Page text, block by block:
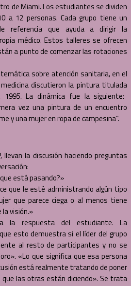
de Miami. Los estudiantes se dividen
a 12 personas. Cada grupo tiene un
referencia que ayuda a dirigir la
médico. Estos talleres se ofrecen
a punto de comenzar las rotaciones
sobre atención sanitaria, en el
discutieron la pintura titulada
1995. La dinámica fue la siguiente:
vez una pintura de un encuentro
y una mujer en ropa de campesina”.
la discusión haciendo preguntas
está pasando?»
que le esté administrando algún tipo
que parece ciega o al menos tiene
visión.»
la respuesta del estudiante. La
esto demuestra si el líder del grupo
al resto de participantes y no se
«Lo que significa que esa persona
está realmente tratando de poner
las otras están diciendo». Se trata